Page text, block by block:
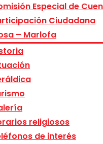
Especial de
Ciudadana
– Marlofa
religiosos
de interés